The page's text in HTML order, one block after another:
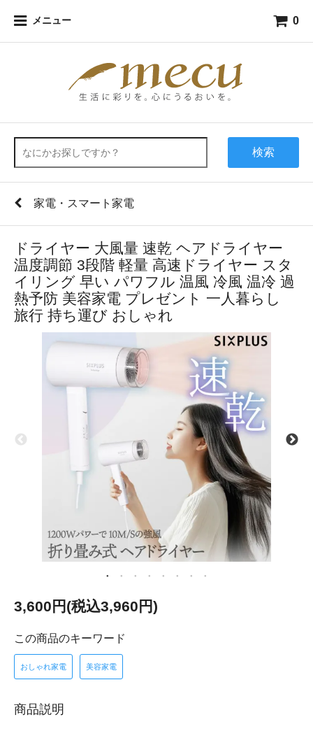
メニュー 0
検索
家電・スマート家電
ドライヤー 大風量 速乾 ヘアドライヤー
温度調節 3段階 軽量 高速ドライヤー スタ
イリング 早い パワフル 温風 冷風 温冷 過
熱予防 美容家電 プレゼント 一人暮らし
旅行 持ち運び おしゃれ
3,600円(税込3,960円)
この商品のキーワード
おしゃれ家電 美容家電
商品説明